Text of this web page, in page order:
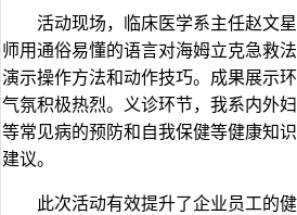
活动现场，临床医学系主任赵文
师用通俗易懂的语言对海姆立克急救
演示操作方法和动作技巧。成果展示
气氛积极热烈。义诊环节，我系内外
等常见病的预防和自我保健等健康知
建议。
此次活动有效提升了企业员工的